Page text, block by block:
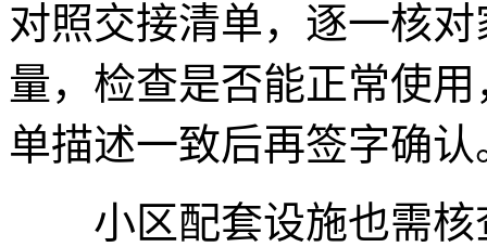
对照交接清单，逐一核
量，检查是否能正常使
单描述一致后再签字确认
小区配套设施也需核